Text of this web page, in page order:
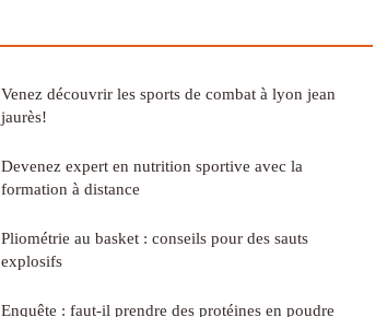
Venez découvrir les sports de combat à lyon jean
jaurès!
Devenez expert en nutrition sportive avec la
formation à distance
Pliométrie au basket : conseils pour des sauts
explosifs
Enquête : faut-il prendre des protéines en poudre